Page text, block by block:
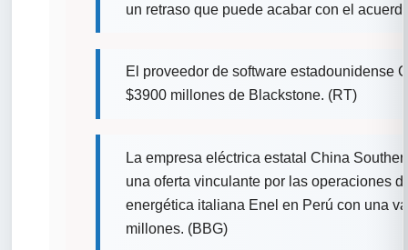
un retraso que puede acabar con el
El proveedor de software estadounidense
$3900 millones de Blackstone. (RT)
La empresa eléctrica estatal China
una oferta vinculante por las operaciones
energética italiana Enel en Perú con una
millones. (BBG)